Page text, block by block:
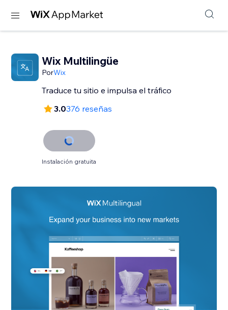
Wix Multilingüe
PorWix
Traduce tu sitio e impulsa el tráfico
3.0376 reseñas
Instalación gratuita